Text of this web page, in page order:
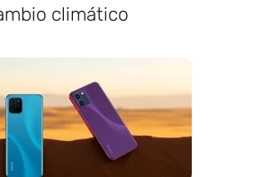
climático